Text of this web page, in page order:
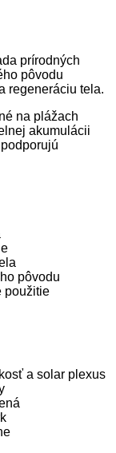
prírodných
pôvodu
regeneráciu tela.
na plážach
akumulácii
pôvodu
použitie
a solar plexus